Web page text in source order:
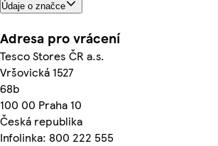
Údaje o značce
Adresa pro vrácení
Tesco Stores ČR a.s.
Vršovická 1527
68b
100 00 Praha 10
Česká republika
Infolinka: 800 222 555